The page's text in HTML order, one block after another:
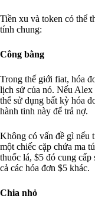
Tiền xu và token có thể
tính chung:
Công bằng
Trong thế giới fiat, hóa
lịch sử của nó. Nếu
thể sử dụng bất kỳ hóa
hành tinh này để trả nợ.
Không có vấn đề gì nếu
một chiếc cặp chứa ma
thuốc lá, $5 đó cung
cả các hóa đơn $5 khác.
Chia nhỏ